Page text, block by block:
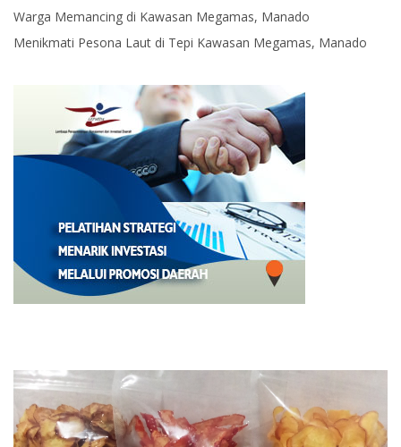
Warga Memancing di Kawasan Megamas, Manado
Menikmati Pesona Laut di Tepi Kawasan Megamas, Manado